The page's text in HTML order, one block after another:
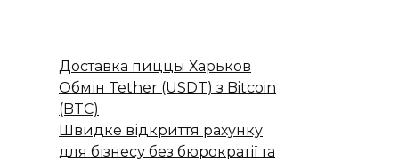
Доставка пиццы Харьков
Обмін Tether (USDT) з Bitcoin
(BTC)
Швидке відкриття рахунку
для бізнесу без бюрократії та